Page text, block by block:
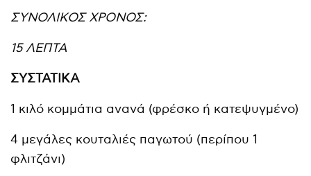
ΣΥΝΟΛΙΚΟΣ ΧΡΟΝΟΣ:
15 ΛΕΠΤΑ
ΣΥΣΤΑΤΙΚΑ
1 κιλό κομμάτια ανανά (φρέσκο ή κατεψυγμένο)
4 μεγάλες κουταλιές παγωτού (περίπου 1
φλιτζάνι)